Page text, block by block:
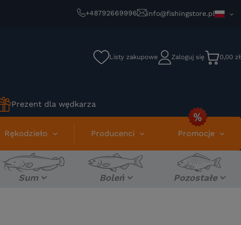
+48792669996 info@fishingstore.pl
Listy zakupowe Zaloguj się 0,00 zł
Prezent dla wędkarza
Rękodzieło Producenci Promocje
Sum Boleń Pozostałe